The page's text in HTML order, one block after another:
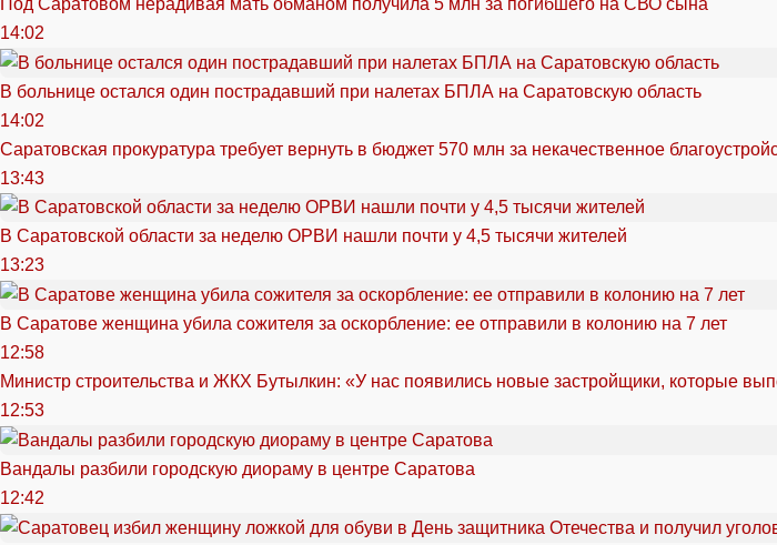
14:02
В больнице остался один пострадавший при налетах БПЛА на Саратовскую область
14:02
Саратовская прокуратура требует вернуть в бюджет 570 млн за некачественное
13:43
В Саратовской области за неделю ОРВИ нашли почти у 4,5 тысячи жителей
13:23
В Саратове женщина убила сожителя за оскорбление: ее отправили в колонию на 7 лет
12:58
Министр строительства и ЖКХ Бутылкин: «У нас появились новые застройщики, которые
12:53
Вандалы разбили городскую диораму в центре Саратова
12:42